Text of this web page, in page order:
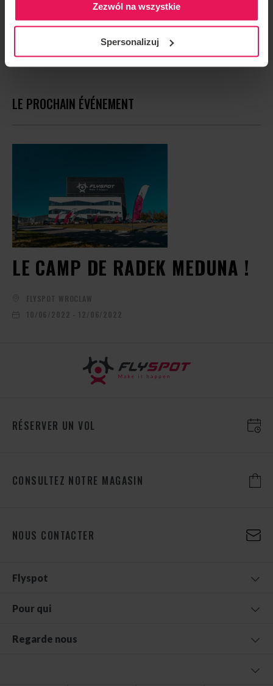
Zezwól na wszystkie
Spersonalizuj
LE PROCHAIN ÉVÉNEMENT
LE CAMP DE RADEK MEDUNA !
FLYSPOT WROCLAW
10/06/2022 - 12/06/2022
RÉSERVER UN VOL
CONSULTEZ NOTRE MAGASIN
NOUS CONTACTER
Flyspot
Pour qui
Regarde nous